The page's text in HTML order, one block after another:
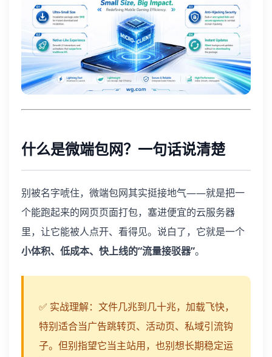
什么是微端包网？一句话说清楚
别被名字唬住，微端包网其实挺接地气——就是把一
个能跑起来的网页页面打包，塞进便宜的云服务器
里，让它能被人点开、看得见。说白了，它就是一个
小体积、低成本、快上线的“流量接驳器”。
✅ 实战理解：文件几兆到几十兆，加载飞快，
特别适合当广告跳转页、活动页、私域引流钩
子。但别指望它当主站用，也别想长期稳定运